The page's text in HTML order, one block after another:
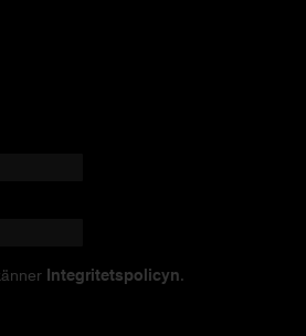
Integritetspolicyn.